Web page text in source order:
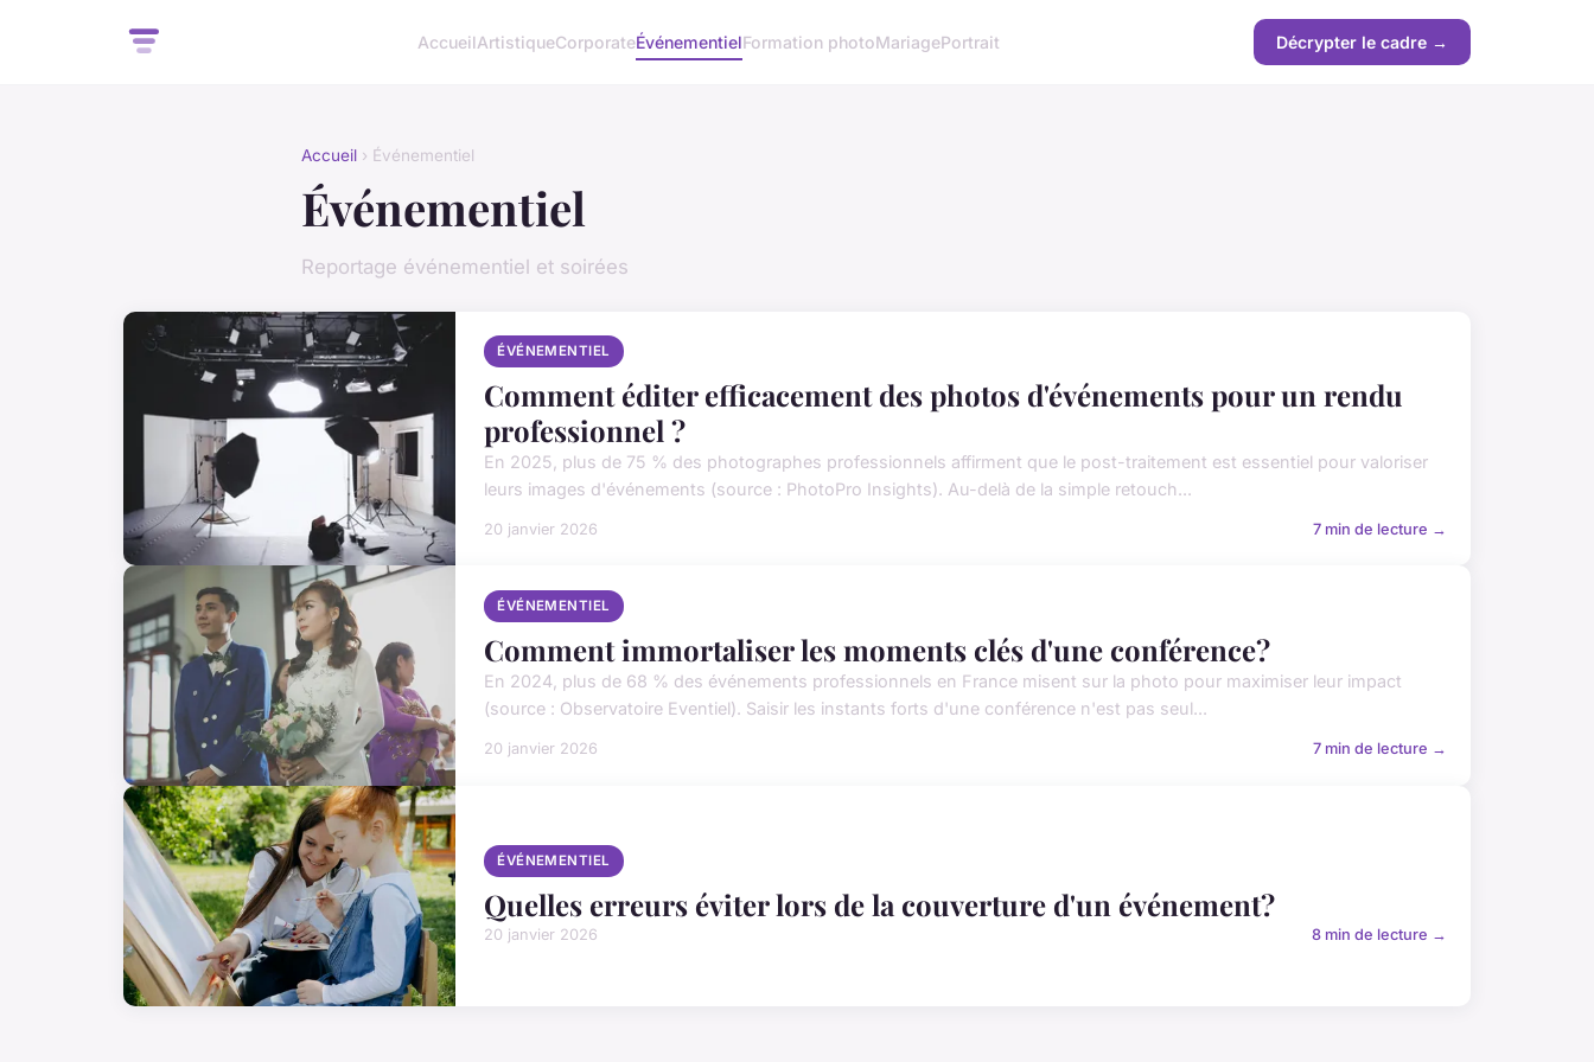
AccueilArtistiqueCorporateÉvénementielFormation photoMariagePortrait Décrypter le cadre →
Accueil › Événementiel
Événementiel
Reportage événementiel et soirées
ÉVÉNEMENTIEL
Comment éditer efficacement des photos d'événements pour un rendu
professionnel ?
En 2025, plus de 75 % des photographes professionnels affirment que le post-traitement est essentiel pour valoriser
leurs images d'événements (source : PhotoPro Insights). Au-delà de la simple retouch...
20 janvier 2026 7 min de lecture →
ÉVÉNEMENTIEL
Comment immortaliser les moments clés d'une conférence?
En 2024, plus de 68 % des événements professionnels en France misent sur la photo pour maximiser leur impact
(source : Observatoire Eventiel). Saisir les instants forts d'une conférence n'est pas seul...
20 janvier 2026 7 min de lecture →
ÉVÉNEMENTIEL
Quelles erreurs éviter lors de la couverture d'un événement?
20 janvier 2026 8 min de lecture →